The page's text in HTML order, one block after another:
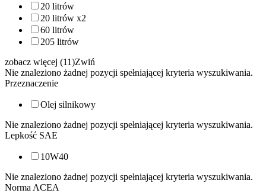
20 litrów
20 litrów x2
60 litrów
205 litrów
zobacz więcej (11)Zwiń
Nie znaleziono żadnej pozycji spełniającej kryteria wyszukiwania.
Przeznaczenie
Olej silnikowy
Nie znaleziono żadnej pozycji spełniającej kryteria wyszukiwania.
Lepkość SAE
10W40
Nie znaleziono żadnej pozycji spełniającej kryteria wyszukiwania.
Norma ACEA